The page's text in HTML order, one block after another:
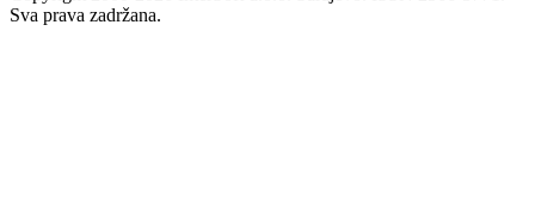
Sva prava zadržana.